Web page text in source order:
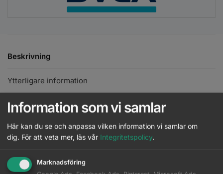
Beskrivning
Ytterligare information
Wella Professionals Invigo Volume Boost Shampoo är ett
volymgivande schampo för fint hår. Denna professionella
volymgivande rengöring med Volume Boost-Blend™ är
och hjälper till att skapa de mest volymgivande lookerna under
föning. Detta schampo är perfekt för normalt till fint hår och ger
Information som vi samlar
Här kan du se och anpassa vilken information vi samlar om
dig. För att veta mer, läs vår Integritetspolicy.
Marknadsföring